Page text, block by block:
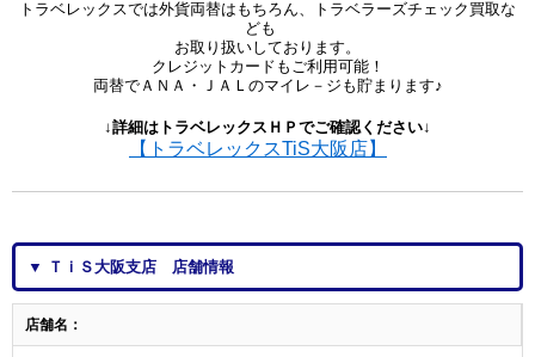
トラベレックスでは外貨両替はもちろん、トラベラーズチェック買取な
ども
お取り扱いしております。
クレジットカードもご利用可能！
両替でＡＮＡ・ＪＡＬのマイレ－ジも貯まります♪
↓詳細はトラベレックスＨＰでご確認ください↓
【トラベレックスTiS大阪店】
▼ ＴｉＳ大阪支店 店舗情報
店舗名：